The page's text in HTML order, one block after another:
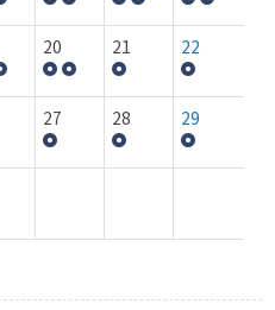
20 21 22
27 28 29